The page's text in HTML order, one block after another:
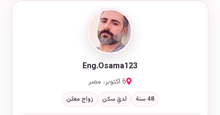
Eng.Osama123
6 اكتوبر، مصر
48 سنة لديّ سكن زواج معلن